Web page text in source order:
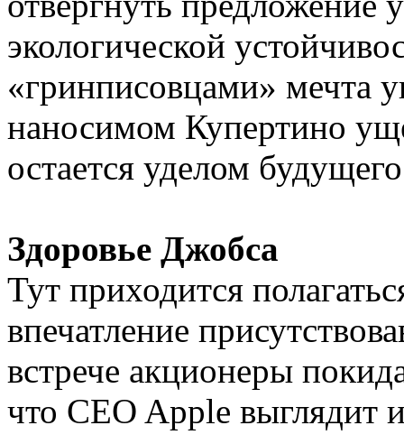
экологической
«гринписовцами» мечта
наносимом Купертино
остается уделом
Здоровье Джобса
Тут приходится
впечатление
встрече акционеры
что CEO Apple выглядит